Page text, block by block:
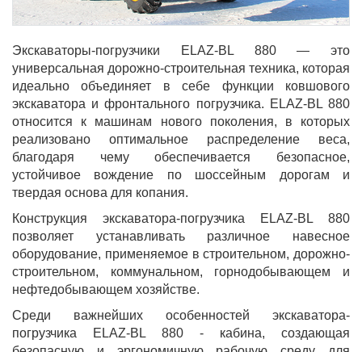
Экскаваторы-погрузчики ELAZ-BL 880 — это
универсальная дорожно-строительная техника, которая
идеально объединяет в себе функции ковшового
экскаватора и фронтального погрузчика. ELAZ-BL 880
относится к машинам нового поколения, в которых
реализовано оптимальное распределение веса,
благодаря чему обеспечивается безопасное,
устойчивое вождение по шоссейным дорогам и
твердая основа для копания.
Конструкция экскаватора-погрузчика ELAZ-BL 880
позволяет устанавливать различное навесное
оборудование, применяемое в строительном, дорожно-
строительном, коммунальном, горнодобывающем и
нефтедобывающем хозяйстве.
Среди важнейших особенностей экскаватора-
погрузчика ELAZ-BL 880 - кабина, создающая